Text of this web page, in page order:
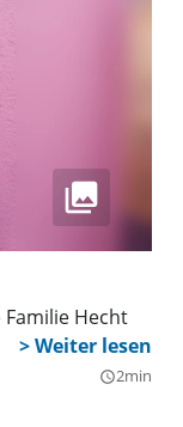
Hecht
query_builder2min